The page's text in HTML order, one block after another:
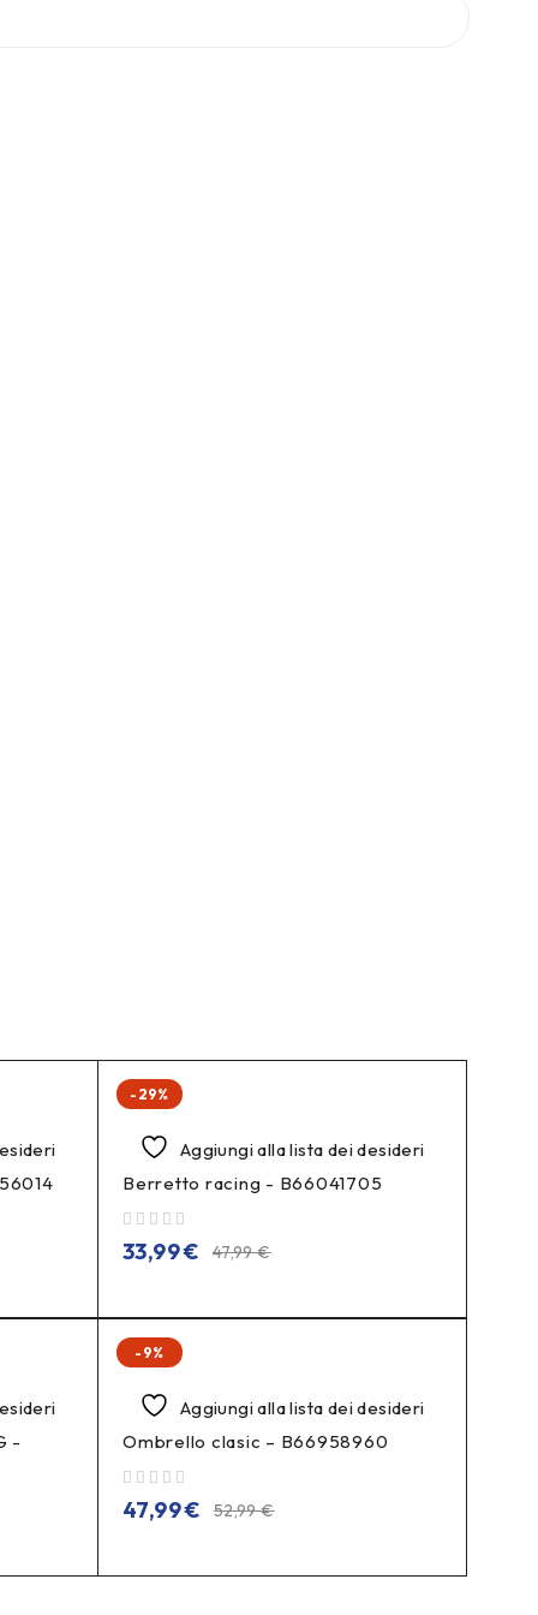
-29%
Aggiungi alla lista dei desideri
Berretto racing - B66041705
47,99€
33,99€
-
-9%
Aggiungi alla lista dei desideri
Ombrello clasic – B66958960
52,99€
47,99€